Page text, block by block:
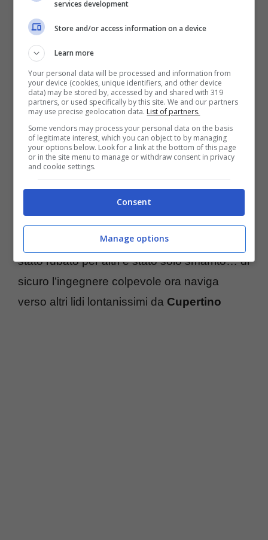
In alto ecco un secondo microfono, pulsanti
metallici per accensione, silenziatore e
volume; il contorno dello
alluminio, il dorso inceramica per un peso
complessivo maggiore di 3 grammi appena e
tuttavia una
batteria
super più grande del
16%
Confermate le schede di tipoMicro-SIMe
piccolo giallo intorno a Gizmodo che non si
modello. Secondo l’analistaJohn Gruber
stato rubato per altri è stato solo smarrito… di
sicuro l’ingegnere colpevole ora naviga
verso altri lidi lontanissimi da Cupertino
services development
Store and/or access information on a device
Learn more
Your personal data will be processed and information from
your device (cookies, unique identifiers, and other device
data) may be stored by, accessed by and shared with 319
partners, or used specifically by this site. We and our partners
may use precise geolocation data. List of partners.
Some vendors may process your personal data on the basis
of legitimate interest, which you can object to by managing
your options below. Look for a link at the bottom of this page
or in the site menu to manage or withdraw consent in privacy
and cookie settings.
Consent
Manage options